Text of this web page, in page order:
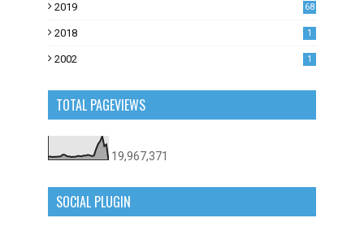
2019
68
2018 1
2002 1
TOTAL PAGEVIEWS
19,967,371
SOCIAL PLUGIN